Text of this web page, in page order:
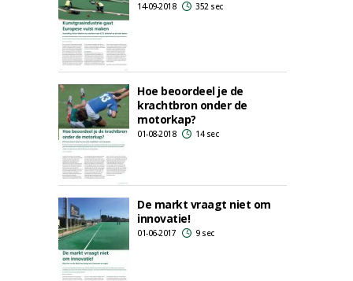
14-09-2018 352 sec
Hoe beoordeel je de
krachtbron onder de
motorkap?
01-08-2018 14 sec
De markt vraagt niet om
innovatie!
01-06-2017 9 sec